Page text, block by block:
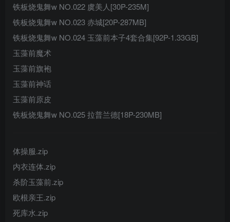
铁板烧鬼舞w NO.022 虞美人[30P-235M]
铁板烧鬼舞w NO.023 赤城[20P-287MB]
铁板烧鬼舞w NO.024 玉藻前本子4套合集[92P-1.33GB]
玉藻前魔术
玉藻前旗袍
玉藻前神话
玉藻前原皮
铁板烧鬼舞w NO.025 拉普兰德[18P-230MB]
体操服.zip
内衣连体.zip
杀阶玉藻前.zip
欧根亲王.zip
死库水.zip